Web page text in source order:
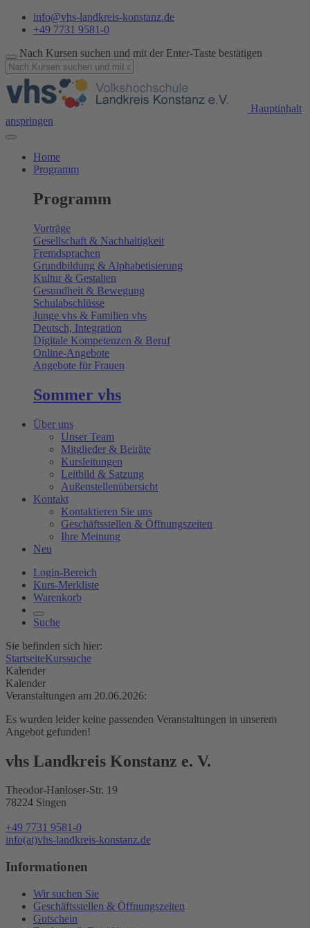
info@vhs-landkreis-konstanz.de
+49 7731 9581-0
Nach Kursen suchen und mit der Enter-Taste bestätigen
Hauptinhalt
anspringen
Home
Programm
Programm
Vorträge
Gesellschaft & Nachhaltigkeit
Fremdsprachen
Grundbildung & Alphabetisierung
Kultur & Gestalten
Gesundheit & Bewegung
Schulabschlüsse
Junge vhs & Familien vhs
Deutsch, Integration
Digitale Kompetenzen & Beruf
Online-Angebote
Angebote für Frauen
Sommer vhs
Über uns
Unser Team
Mitglieder & Beiräte
Kursleitungen
Leitbild & Satzung
Außenstellenübersicht
Kontakt
Kontaktieren Sie uns
Geschäftsstellen & Öffnungszeiten
Ihre Meinung
Neu
Login-Bereich
Kurs-Merkliste
Warenkorb
Suche
Sie befinden sich hier:
StartseiteKurssuche
Kalender
Kalender
Veranstaltungen am 20.06.2026:
Es wurden leider keine passenden Veranstaltungen in unserem
Angebot gefunden!
vhs Landkreis Konstanz e. V.
Theodor-Hanloser-Str. 19
78224 Singen
+49 7731 9581-0
info(at)vhs-landkreis-konstanz.de
Informationen
Wir suchen Sie
Geschäftsstellen & Öffnungszeiten
Gutschein